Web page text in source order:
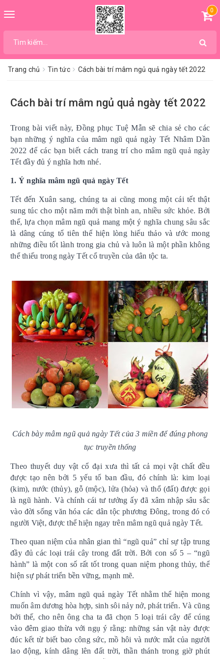
Toggle
0
Trang chủ Tin tức Cách bài trí mâm ngủ quả ngày tết 2022
Cách bài trí mâm ngủ quả ngày tết 2022
Trong bài viết này, Đồng phục Tuệ Mẫn sẽ chia sẻ cho các
bạn những ý nghĩa của mâm ngũ quả ngày Tết Nhâm Dần
2022 để các bạn biết cách trang trí cho mâm ngũ quả ngày
Tết đầy đủ ý nghĩa hơn nhé.
1. Ý nghĩa mâm ngũ quả ngày Tết
Tết đến Xuân sang, chúng ta ai cũng mong một cái tết thật
sung túc cho một năm mới thật bình an, nhiều sức khỏe. Bởi
thế, lựa chọn mâm ngũ quả mang một ý nghĩa chung sâu sắc
là dâng cúng tổ tiên thể hiện lòng hiếu thảo và ước mong
những điều tốt lành trong gia chủ và luôn là một phần không
thể thiếu trong ngày Tết cổ truyền của dân tộc ta.
Cách bày mâm ngũ quả ngày Tết của 3 miền để đúng phong
tục truyền thống
Theo thuyết duy vật cổ đại xưa thì tất cả mọi vật chất đều
được tạo nên bởi 5 yếu tố ban đầu, đó chính là: kim loại
(kim), nước (thủy), gỗ (mộc), lửa (hỏa) và thổ (đất) được gọi
là ngũ hành. Và chính cái tư tưởng ấy đã xâm nhập sâu sắc
vào đời sống văn hóa các dân tộc phương Đông, trong đó có
người Việt, được thể hiện ngay trên mâm ngũ quả ngày Tết.
Theo quan niệm của nhân gian thì “ngũ quả” chỉ sự tập trung
đầy đủ các loại trái cây trong đất trời. Bởi con số 5 – “ngũ
hành” là một con số rất tốt trong quan niệm phong thủy, thể
hiện sự phát triển bền vững, mạnh mẽ.
Chính vì vậy, mâm ngũ quả ngày Tết nhằm thể hiện mong
muốn âm dương hòa hợp, sinh sôi nảy nở, phát triển. Và cũng
bởi thế, cho nên ông cha ta đã chọn 5 loại trái cây để cúng
vào đêm giao thừa với ngụ ý rằng: những sản vật này được
đúc kết từ biết bao công sức, mồ hôi và nước mắt của người
lao động, kính dâng lên đất trời, thần thánh trong giờ phút